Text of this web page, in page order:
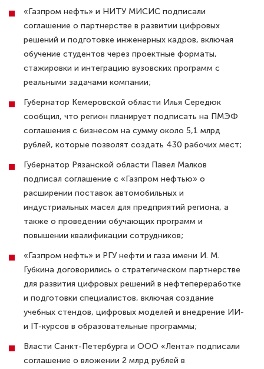
«Газпром нефть» и НИТУ МИСИС подписали
соглашение о партнерстве в развитии цифровых
решений и подготовке инженерных кадров, включая
обучение студентов через проектные форматы,
стажировки и интеграцию вузовских программ с
реальными задачами компании;
Губернатор Кемеровской области Илья Середюк
сообщил, что регион планирует подписать на ПМЭФ
соглашения с бизнесом на сумму около 5,1 млрд
рублей, которые позволят создать 430 рабочих мест;
Губернатор Рязанской области Павел Малков
подписал соглашение с «Газпром нефтью» о
расширении поставок автомобильных и
индустриальных масел для предприятий региона, а
также о проведении обучающих программ и
повышении квалификации сотрудников;
«Газпром нефть» и РГУ нефти и газа имени И. М.
Губкина договорились о стратегическом партнерстве
для развития цифровых решений в нефтепереработке
и подготовки специалистов, включая создание
учебных стендов, цифровых моделей и внедрение ИИ-
и IT-курсов в образовательные программы;
Власти Санкт-Петербурга и ООО «Лента» подписали
соглашение о вложении 2 млрд рублей в